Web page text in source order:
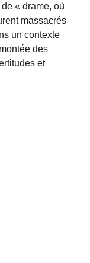
« drame, où
massacrés
un contexte
des
et